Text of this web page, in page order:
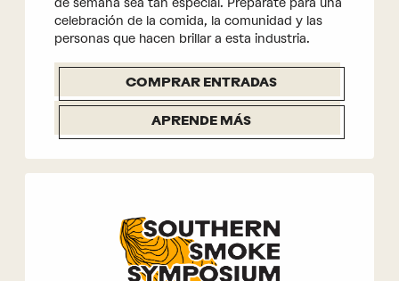
de semana sea tan especial. Prepárate para una
celebración de la comida, la comunidad y las
personas que hacen brillar a esta industria.
COMPRAR ENTRADAS
APRENDE MÁS